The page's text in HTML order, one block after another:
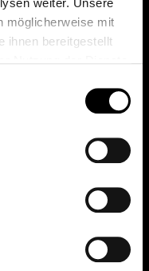
möglicherweise mit
ihnen bereitgestellt
0€ Kontoführung,
bei